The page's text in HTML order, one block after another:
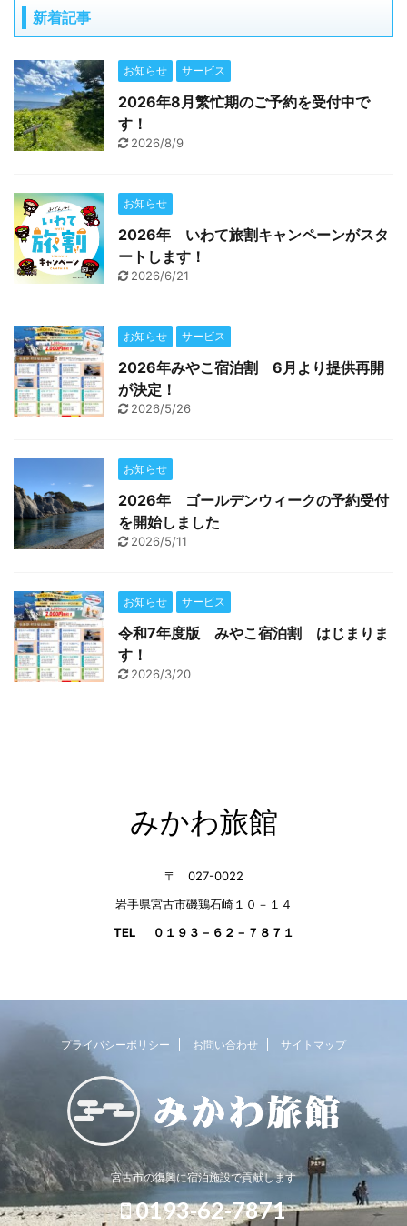
新着記事
お知らせ サービス
2026年8月繁忙期のご予約を受付中で
す！
2026/8/9
お知らせ
2026年 いわて旅割キャンペーンがスタ
ートします！
2026/6/21
お知らせ サービス
2026年みやこ宿泊割 6月より提供再開
が決定！
2026/5/26
お知らせ
2026年 ゴールデンウィークの予約受付
を開始しました
2026/5/11
お知らせ サービス
令和7年度版 みやこ宿泊割 はじまりま
す！
2026/3/20
みかわ旅館
〒 027-0022
岩手県宮古市磯鶏石崎１０－１４
TEL ０１９３－６２－７８７１
プライバシーポリシー お問い合わせ サイトマップ
宮古市の復興に宿泊施設で貢献します
0193-62-7871